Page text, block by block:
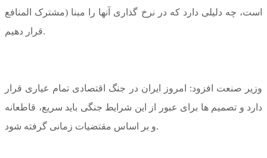
مشترک المنافع) است، چه دلیلی دارد که در نرخ گذاری آنها را مبنا
قرار دهیم.
وزیر صنعت افزود: امروز ایران در جنگ اقتصادی تمام عیاری قرار
دارد و تصمیم ها برای عبور از این شرایط جنگی باید سریع، قاطعانه
و بر اساس مقتضیات زمانی گرفته شود.